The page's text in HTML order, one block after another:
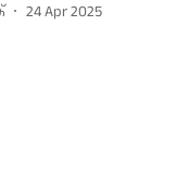
24 Apr 2025